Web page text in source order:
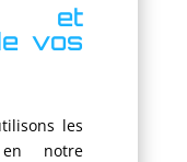
et
vos
les
en notre